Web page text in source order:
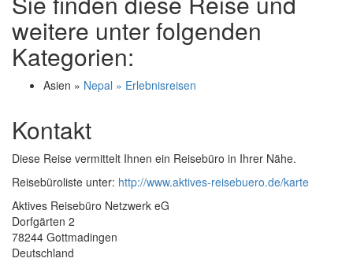
weitere unter folgenden
Kategorien:
Asien » Nepal » Erlebnisreisen
Kontakt
Diese Reise vermittelt Ihnen ein Reisebüro in Ihrer Nähe.
Reisebüroliste unter: http://www.aktives-reisebuero.de/karte
Aktives Reisebüro Netzwerk eG
Dorfgärten 2
78244 Gottmadingen
Deutschland